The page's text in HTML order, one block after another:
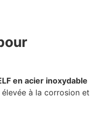
en acier inoxydable
à la corrosion et